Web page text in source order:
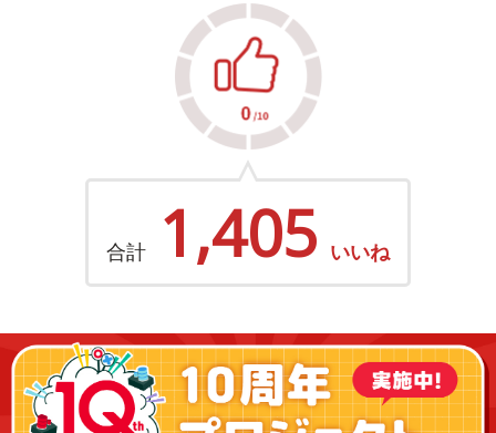
合計 1,405 いいね